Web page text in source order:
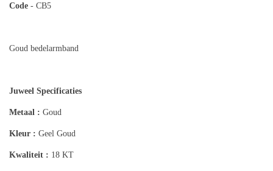
Code - CB5
Goud bedelarmband
Juweel Specificaties
Metaal : Goud
Kleur : Geel Goud
Kwaliteit : 18 KT